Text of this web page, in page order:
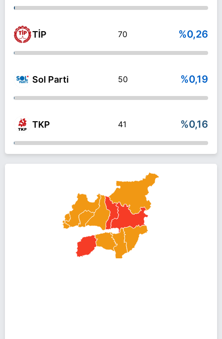
TİP 70 %0,26
Sol Parti 50 %0,19
TKP 41 %0,16